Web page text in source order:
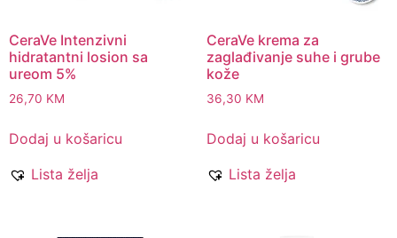
CeraVe Intenzivni
hidratantni losion sa
ureom 5%
26,70 KM
Dodaj u košaricu
Lista želja
CeraVe krema za
zaglađivanje suhe i grube
kože
36,30 KM
Dodaj u košaricu
Lista želja